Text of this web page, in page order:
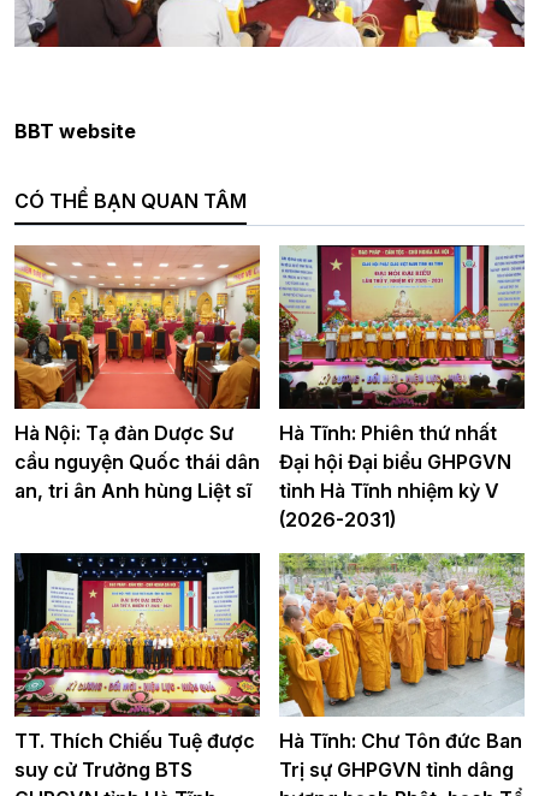
BBT website
CÓ THỂ BẠN QUAN TÂM
Hà Nội: Tạ đàn Dược Sư
cầu nguyện Quốc thái dân
an, tri ân Anh hùng Liệt sĩ
Hà Tĩnh: Phiên thứ nhất
Đại hội Đại biểu GHPGVN
tỉnh Hà Tĩnh nhiệm kỳ V
(2026-2031)
TT. Thích Chiếu Tuệ được
suy cử Trưởng BTS
Hà Tĩnh: Chư Tôn đức Ban
Trị sự GHPGVN tỉnh dâng